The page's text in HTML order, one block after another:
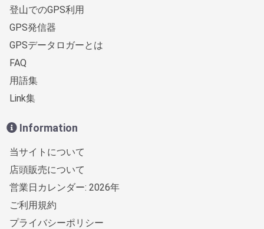
登山でのGPS利用
GPS発信器
GPSデータロガーとは
FAQ
用語集
Link集
Information
当サイトについて
店頭販売について
営業日カレンダー: 2026年
ご利用規約
プライバシーポリシー